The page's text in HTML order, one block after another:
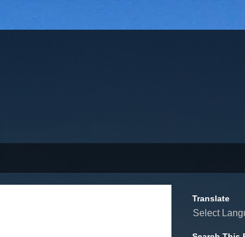
Translate
Select